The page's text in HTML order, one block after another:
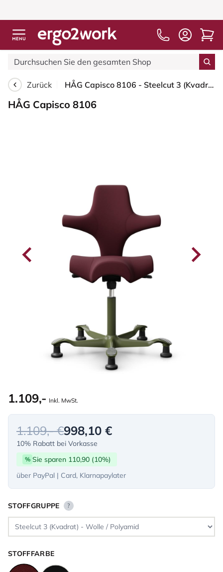
Zurück HÅG Capisco 8106 - Steelcut 3 (Kvadrat) - Wolle / Polyamid - STT682 Chestnut - Moss Grey - 265 mm (Sitzhöhe 53-79cm) - Bodengleiter
HÅG Capisco 8106
1.109,- Inkl. MwSt.
1.109,- €998,10 €
10% Rabatt bei Vorkasse
% Sie sparen 110,90 (10%)
über PayPal | Card, Klarnapaylater
STOFFGRUPPE ?
STOFFFARBE